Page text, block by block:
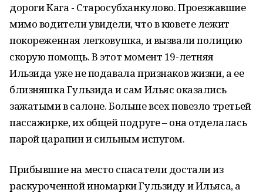
дороги Кага - Старосубханкулово. Проезжавшие
мимо водители увидели, что в кювете лежит
покореженная легковушка, и вызвали полицию
скорую помощь. В этот момент 19-летняя
Ильзида уже не подавала признаков жизни, а ее
близняшка Гульзида и сам Ильяс оказались
зажатыми в салоне. Больше всех повезло третьей
пассажирке, их общей подруге – она отделалась
парой царапин и сильным испугом.
Прибывшие на место спасатели достали из
раскуроченной иномарки Гульзиду и Ильяса, а